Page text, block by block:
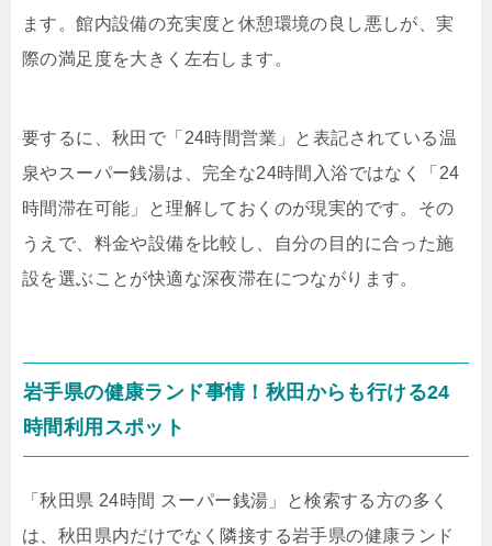
ます。館内設備の充実度と休憩環境の良し悪しが、実
際の満足度を大きく左右します。
要するに、秋田で「24時間営業」と表記されている温
泉やスーパー銭湯は、完全な24時間入浴ではなく「24
時間滞在可能」と理解しておくのが現実的です。その
うえで、料金や設備を比較し、自分の目的に合った施
設を選ぶことが快適な深夜滞在につながります。
岩手県の健康ランド事情！秋田からも行ける24
時間利用スポット
「秋田県 24時間 スーパー銭湯」と検索する方の多く
は、秋田県内だけでなく隣接する岩手県の健康ランド